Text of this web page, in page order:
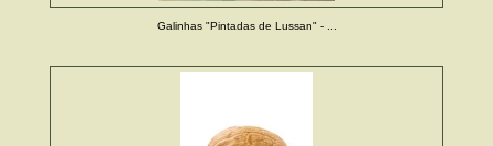
Galinhas "Pintadas de Lussan" - ...